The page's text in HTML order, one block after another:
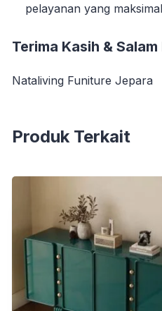
pelayanan yang
Terima Kasih &
Nataliving Funiture Jepara
Produk Terkait